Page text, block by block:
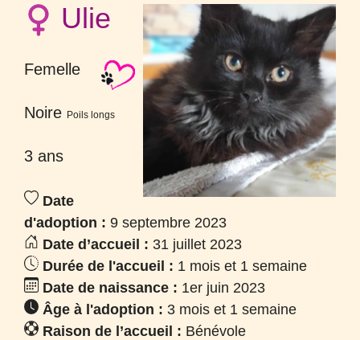
Ulie
Femelle
Noire Poils longs
3 ans
Date
d'adoption : 9 septembre 2023
Date d’accueil : 31 juillet 2023
Durée de l'accueil : 1 mois et 1 semaine
Date de naissance : 1er juin 2023
Âge à l'adoption : 3 mois et 1 semaine
Raison de l’accueil : Bénévole